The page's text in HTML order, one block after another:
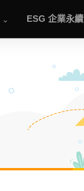
ESG 企業永續